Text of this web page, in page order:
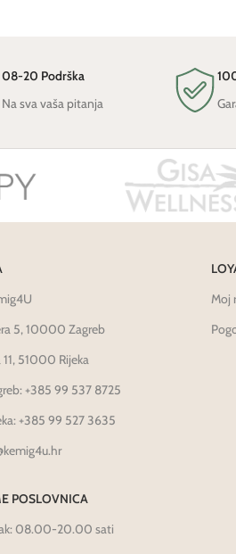
08-20 Podrška
Na sva vaša pitanja
5, 10000 Zagreb
51000 Rijeka
+385 99 537 8725
+385 99 527 3635
POSLOVNICA
08.00-20.00 sati
Moj